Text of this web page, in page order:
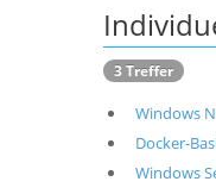
3 Treffer
Windows
Docker-
Windows